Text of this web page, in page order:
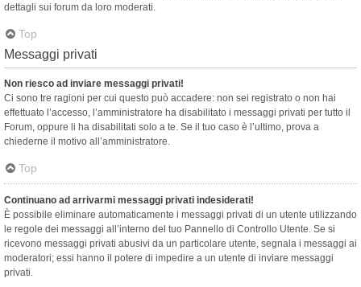
dettagli sui forum da loro moderati.
Top
Messaggi privati
Non riesco ad inviare messaggi privati!
Ci sono tre ragioni per cui questo può accadere: non sei registrato o non hai
effettuato l’accesso, l’amministratore ha disabilitato i messaggi privati per tutto il
Forum, oppure li ha disabilitati solo a te. Se il tuo caso è l’ultimo, prova a
chiederne il motivo all’amministratore.
Top
Continuano ad arrivarmi messaggi privati indesiderati!
È possibile eliminare automaticamente i messaggi privati ​​di un utente utilizzando
le regole dei messaggi all’interno del tuo Pannello di Controllo Utente. Se si
ricevono messaggi privati ​​abusivi da un particolare utente, segnala i messaggi ai
moderatori; essi hanno il potere di impedire a un utente di inviare messaggi
privati​​.